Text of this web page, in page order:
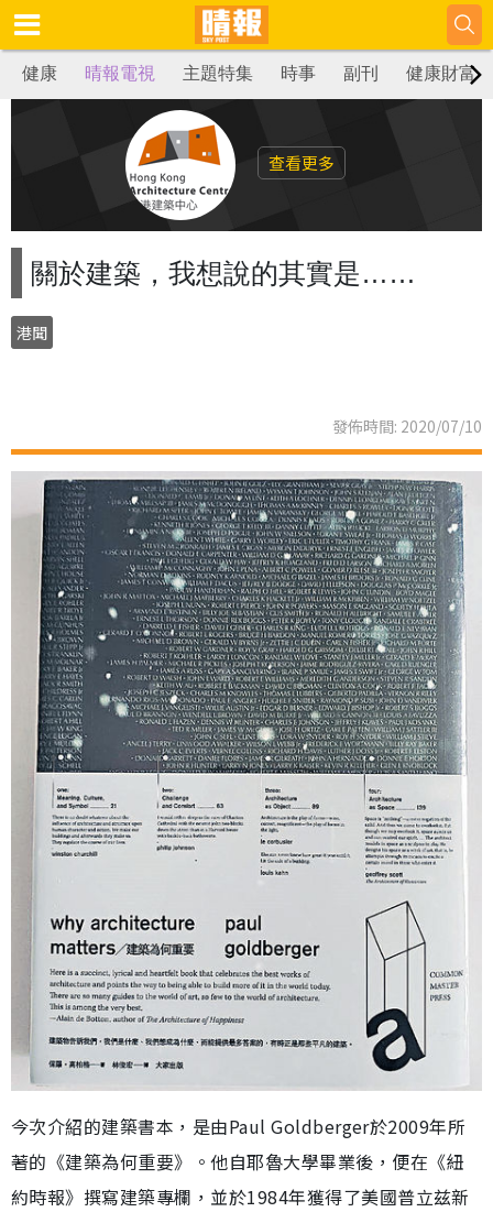
健康 晴報電視 主題特集 時事 副刊 健康財富
查看更多
關於建築，我想說的其實是……
港聞
發佈時間: 2020/07/10
今次介紹的建築書本，是由Paul Goldberger於2009年所
著的《建築為何重要》。他自耶魯大學畢業後，便在《紐
約時報》撰寫建築專欄，並於1984年獲得了美國普立兹新